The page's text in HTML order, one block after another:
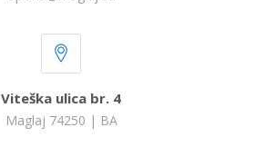
Viteška ulica br. 4
Maglaj 74250 | BA